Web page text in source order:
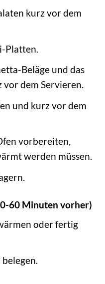
kurz vor dem
Platten.
Beläge und das
vor dem Servieren.
und kurz vor dem
vorbereiten,
werden müssen.
60 Minuten vorher)
oder fertig